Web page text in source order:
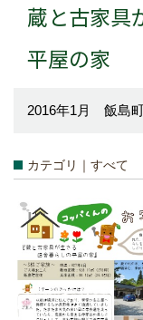
蔵と古家
平屋の家
2016年1月 飯島
カテゴリ｜すべて